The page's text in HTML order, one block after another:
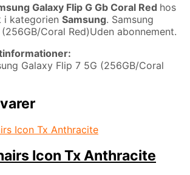
Galaxy Flip G Gb Coral Red hos
i kategorien Samsung. Samsung
Coral Red)Uden abonnement.
Galaxy Flip 7 5G (256GB/Coral
Icon Tx Anthracite